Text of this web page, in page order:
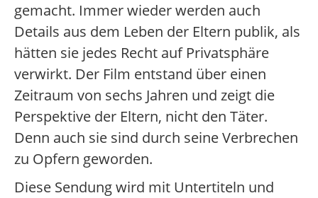
gemacht. Immer wieder werden auch
Details aus dem Leben der Eltern publik, als
hätten sie jedes Recht auf Privatsphäre
verwirkt. Der Film entstand über einen
Zeitraum von sechs Jahren und zeigt die
Perspektive der Eltern, nicht den Täter.
Denn auch sie sind durch seine Verbrechen
zu Opfern geworden.
Diese Sendung wird mit Untertiteln und